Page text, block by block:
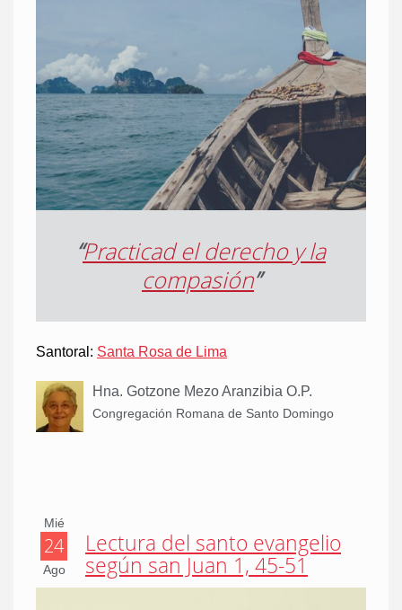
“Practicad el derecho y la
compasión”
Santoral: Santa Rosa de Lima
Hna. Gotzone Mezo Aranzibia O.P.
Congregación Romana de Santo Domingo
Mié
24
Ago
Lectura del santo evangelio
según san Juan 1, 45-51